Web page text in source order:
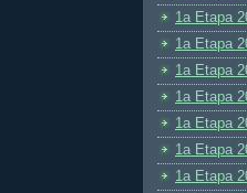
1a Etapa
1a Etapa
1a Etapa
1a Etapa
1a Etapa
1a Etapa
1a Etapa